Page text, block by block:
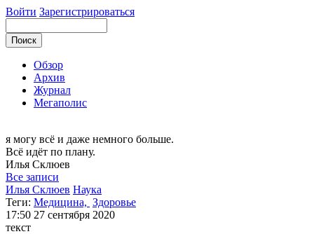
Войти Зарегистрироваться
Обзор
Архив
Журнал
Мегаполис
я могу всё и даже немного больше.
Всё идёт по плану.
Илья Склюев
Все записи
Илья Склюев Наука
Теги: Медицина, Здоровье
17:50 27 сентября 2020
текст